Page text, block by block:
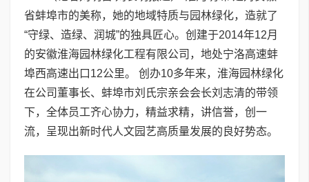
省蚌埠市的美称，她的地域特质与园林绿化，造就了
“守绿、造绿、润城”的独具匠心。创建于2014年12月
的安徽淮海园林绿化工程有限公司，地处宁洛高速蚌
埠西高速出口12公里。 创办10多年来，淮海园林绿化
在公司董事长、蚌埠市刘氏宗亲会会长刘志清的带领
下，全体员工齐心协力，精益求精，讲信誉，创一
流，呈现出新时代人文园艺高质量发展的良好势态。